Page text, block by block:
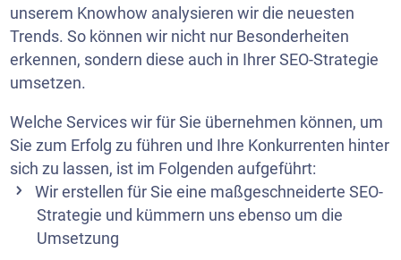
unserem Knowhow analysieren wir die neuesten
Trends. So können wir nicht nur Besonderheiten
erkennen, sondern diese auch in Ihrer SEO-Strategie
umsetzen.
Welche Services wir für Sie übernehmen können, um
Sie zum Erfolg zu führen und Ihre Konkurrenten hinter
sich zu lassen, ist im Folgenden aufgeführt:
Wir erstellen für Sie eine maßgeschneiderte SEO-
Strategie und kümmern uns ebenso um die
Umsetzung